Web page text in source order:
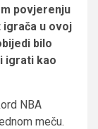
povjerenju
u ovoj
bilo
igrati kao
NBA
meču.